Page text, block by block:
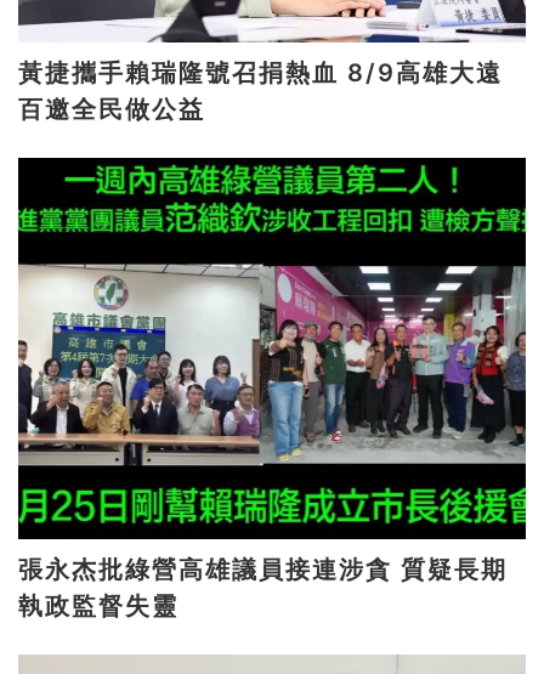
黃捷攜手賴瑞隆號召捐熱血 8/9高雄大遠
百邀全民做公益
張永杰批綠營高雄議員接連涉貪 質疑長期
執政監督失靈